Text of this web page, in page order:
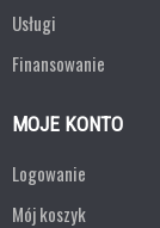
Usługi
Finansowanie
MOJE KONTO
Logowanie
Mój koszyk